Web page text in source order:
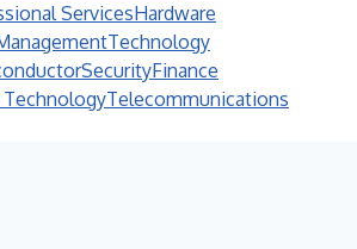
ServicesHardware
Technology
SecurityFinance
Telecommunications